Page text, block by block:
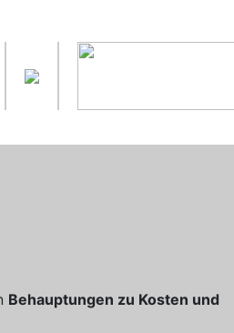
Behauptungen zu Kosten und